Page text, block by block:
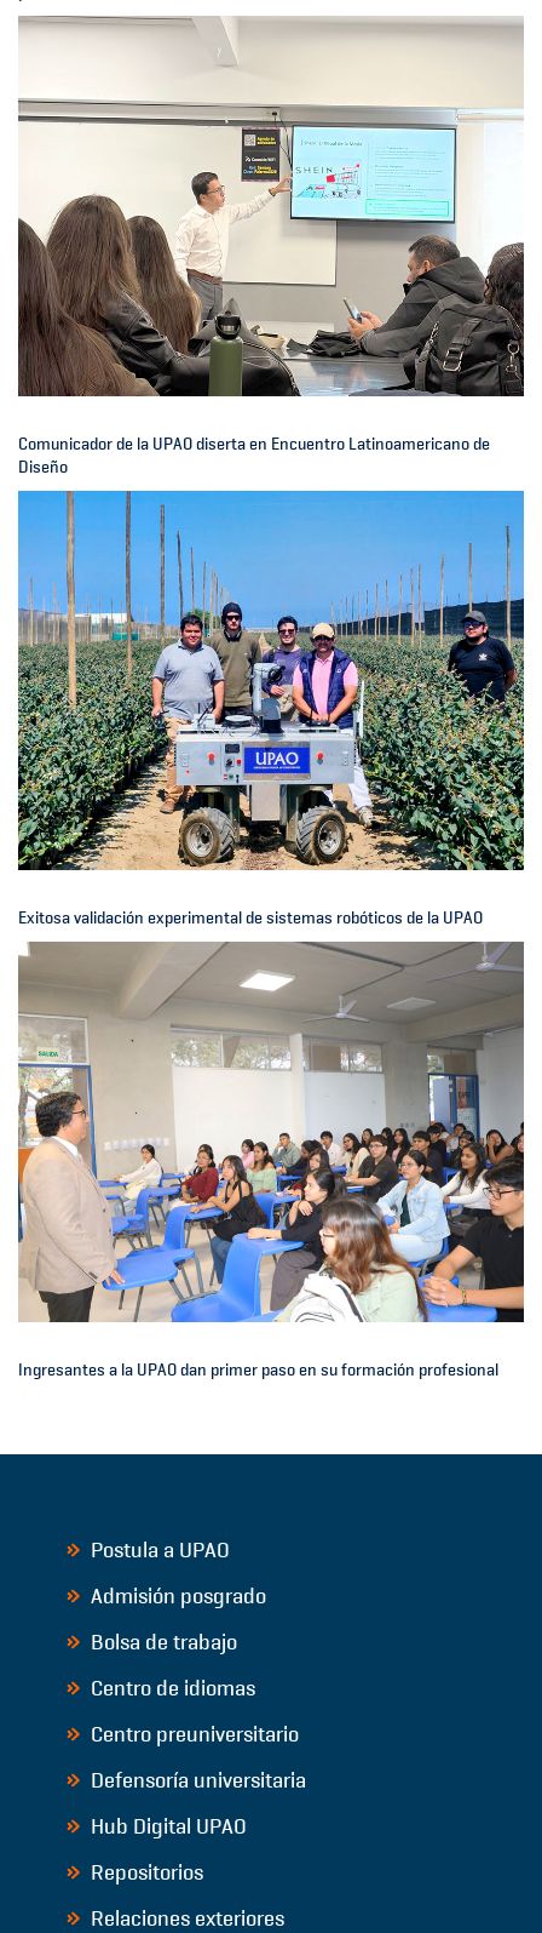
Comunicador de la UPAO diserta en Encuentro Latinoamericano de
Diseño
Exitosa validación experimental de sistemas robóticos de la UPAO
Ingresantes a la UPAO dan primer paso en su formación profesional
Postula a UPAO
Admisión posgrado
Bolsa de trabajo
Centro de idiomas
Centro preuniversitario
Defensoría universitaria
Hub Digital UPAO
Repositorios
Relaciones exteriores